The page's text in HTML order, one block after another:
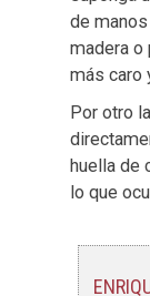
de
madera o
más caro
Por otro
huella de
lo que